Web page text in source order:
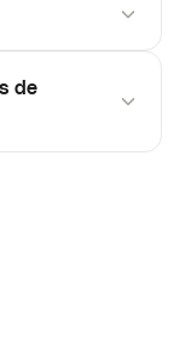
de